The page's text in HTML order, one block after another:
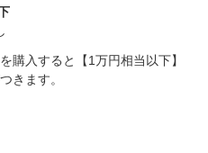
購入すると【1万円相当以下】
きます。